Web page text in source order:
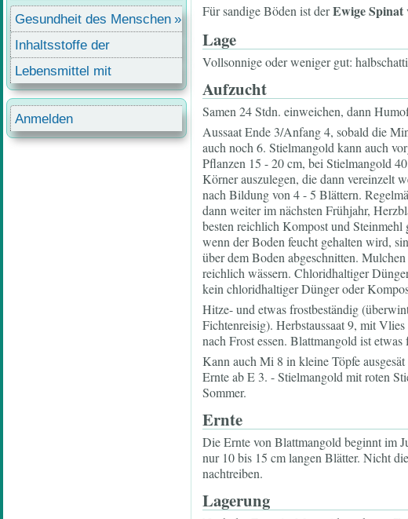
Für sandige Böden ist derEwige Spinat
Lage
Vollsonnige oder weniger gut:
Aufzucht
Samen 24 Stdn. einweichen, dann
Aussaat Ende 3/Anfang 4, sobald die
auch noch 6. Stielmangold kann auch
Pflanzen 15 - 20 cm, bei Stielmangold
Körner auszulegen, die dann vereinzelt
nach Bildung von 4 - 5 Blättern.
dann weiter im nächsten Frühjahr,
besten reichlich Kompost und
wenn der Boden feucht gehalten wird,
über dem Boden abgeschnitten.
reichlich wässern. Chloridhaltiger
kein chloridhaltiger Dünger oder
Hitze- und etwas frostbeständig
Fichtenreisig). Herbstaussaat 9, mit
nach Frost essen. Blattmangold ist
Kann auch Mi 8 in kleine Töpfe
Ernte ab E 3. - Stielmangold mit roten
Sommer.
Ernte
Die Ernte von Blattmangold beginnt im
nur 10 bis 15 cm langen Blätter. Nicht
nachtreiben.
Lagerung
Gesundheit des Menschen
Inhaltsstoffe der
Lebensmittel
Lebensmittel mit
Inhaltsstoffen
Benutzermenü
Anmelden